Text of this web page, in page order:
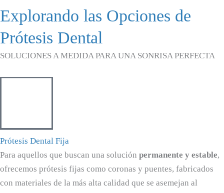
Explorando las Opciones de
Prótesis Dental
SOLUCIONES A MEDIDA PARA UNA SONRISA PERFECTA
Prótesis Dental Fija
Para aquellos que buscan una solución permanente y estable,
ofrecemos prótesis fijas como coronas y puentes, fabricados
con materiales de la más alta calidad que se asemejan al